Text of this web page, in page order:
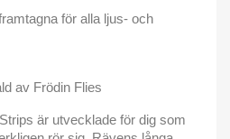
för alla ljus- och
av Frödin Flies
är utvecklade för dig som